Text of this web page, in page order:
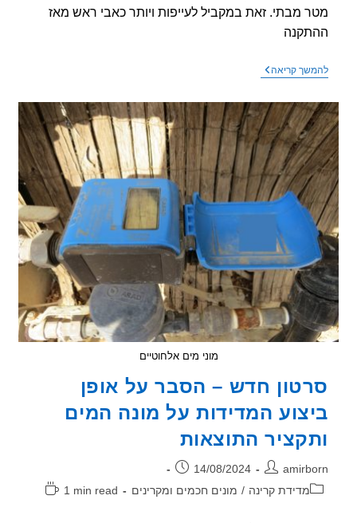
מבתי. זאת במקביל לעייפות ויותר כאבי ראש מאז
קריאהקרינה
נמדדת
אצלי
בתוך
הבית
מוני מים אלחוטיים
חדש – הסבר על אופן
המדידות על מונה המים
התוצאות
פורסם:
14/08/2024
מדידת קרינה / מונים חכמים ומקרינים
זמן
1 min read